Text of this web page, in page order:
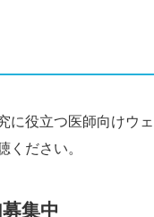
に役立つ医師向けウ
ださい。
集中